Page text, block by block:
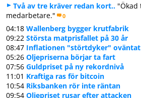
Två av tre kräver redan kort.. "Ökad
medarbetare."
0
04:18 Wallenberg bygger krutfabrik
09:22 Största matprisfallet på 30 år
08:47 Inflationen "störtdyker" oväntat
05:26 Oljepriserna börjar ta fart
07:56 Guldpriset på ny rekordnivå
11:01 Kraftiga ras för bitcoin
10:54 Riksbanken rör inte räntan
09:54 Oljepriset rusar efter attacken